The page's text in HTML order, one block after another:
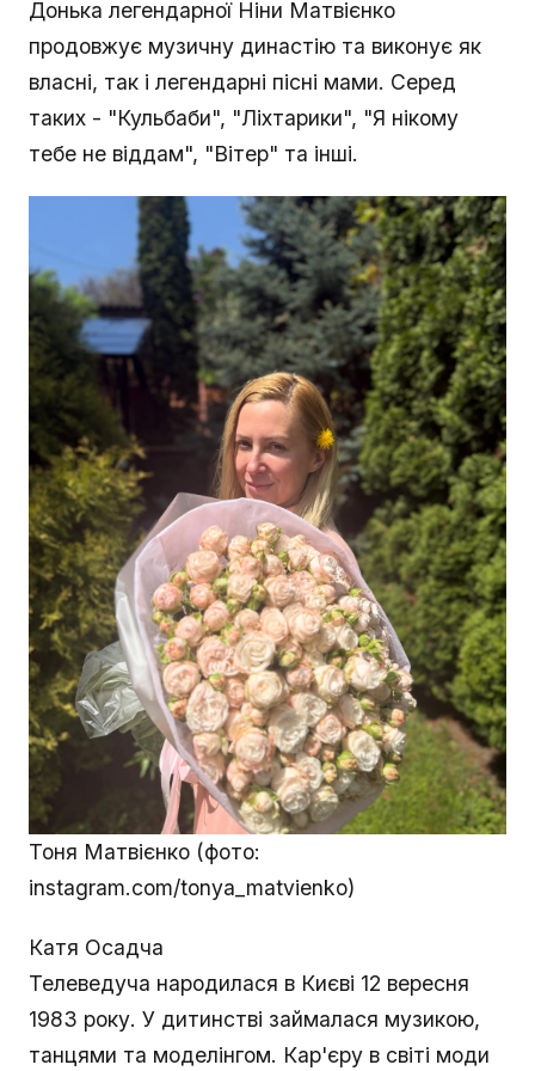
Донька легендарної Ніни Матвієнко
продовжує музичну династію та виконує як
власні, так і легендарні пісні мами. Серед
таких - "Кульбаби", "Ліхтарики", "Я нікому
тебе не віддам", "Вітер" та інші.
Тоня Матвієнко (фото:
instagram.com/tonya_matvienko)
Катя Осадча
Телеведуча народилася в Києві 12 вересня
1983 року. У дитинстві займалася музикою,
танцями та моделінгом. Кар'єру в світі моди